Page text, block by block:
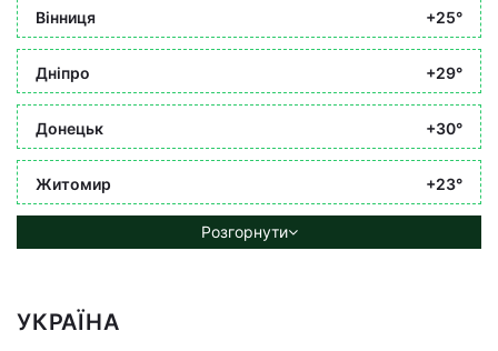
Вінниця +25°
Дніпро +29°
Донецьк +30°
Житомир +23°
Розгорнути
УКРАЇНА